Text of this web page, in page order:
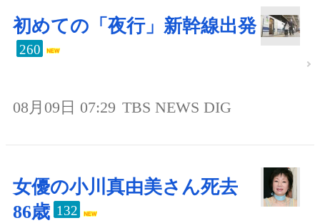
初めての「夜行」新幹線出発
260
08月09日 07:29 TBS NEWS DIG
女優の小川真由美さん死去
86歳 132